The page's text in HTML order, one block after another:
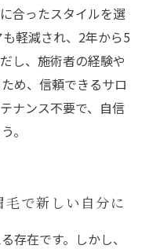
合ったスタイルを選
軽減され、2年から5
し、施術者の経験や
め、信頼できるサロ
ナンス不要で、自信
。
で新しい自分に
存在です。しかし、